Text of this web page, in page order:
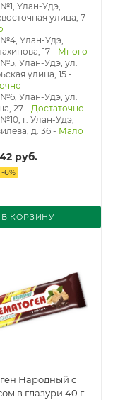
Улан-Удэ,
улица, 7
№4, Улан-Удэ,
17 - Много
Улан-Удэ, ул.
улица, 15-
№6, Улан-Удэ, ул.
27 - Достаточно
г. Улан-Удэ,
д. 36 - Мало
руб.
-6%
В КОРЗИНУ
Народный с
в глазури 40 г